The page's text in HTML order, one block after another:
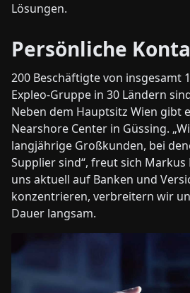
Lösungen.
Persönliche
200 Beschäftigte von insgesamt
Expleo-Gruppe in 30 Ländern
Neben dem Hauptsitz Wien gibt
Nearshore Center in Güssing.
langjährige Großkunden, bei
Supplier sind“, freut sich
uns aktuell auf Banken und
konzentrieren, verbreitern wir
Dauer langsam.